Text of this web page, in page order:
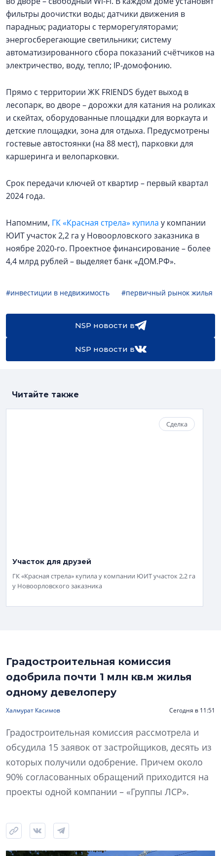
фильтры доочистки воды; датчики движения в
парадных; радиаторы с терморегуляторами;
энергосберегающие светильники; систему
автоматизированного сбора показаний счётчиков на
электричество, воду, тепло; IP-домофонию.
Прямо с территории ЖК FRIENDS будет выход в
лесопарк, во дворе – дорожки для катания на роликах
и скейтах, оборудованные площадки для воркаута и
детские площадки, зона для отдыха. Предусмотрены
гостевые автостоянки (на 88 мест), парковки для
каршеринга и велопарковки.
Срок передачи ключей от квартир – первый квартал
2024 года.
Напомним, ГК «Красная стрела» купила у компании
ЮИТ участок 2,2 га у Новоорловского заказника в
ноябре 2020-го. Проектное финансирование – более
4,4 млрд рублей – выделяет банк «ДОМ.РФ».
#инвестиции в недвижимость #первичный рынок жилья
NSP новости в
NSP новости в
Читайте также
Сделка
Участок для друзей
ГК «Красная стрела» купила у компании ЮИТ участок 2,2 га
у Новоорловского заказника
Градостроительная комиссия
одобрила почти 1 млн кв.м жилья
одному девелоперу
Халмурат Касимов Сегодня в 11:51
Градостроительная комиссия рассмотрела и
обсудила 15 заявок от застройщиков, десять из
которых получили одобрение. Причем около
90% согласованных обращений приходится на
проекты одной компании – «Группы ЛСР».